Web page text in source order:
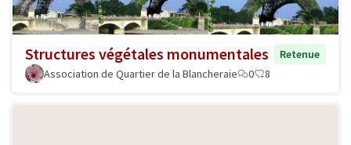
Structures végétales monumentales
Retenue
Association de Quartier de la Blancheraie
0 8